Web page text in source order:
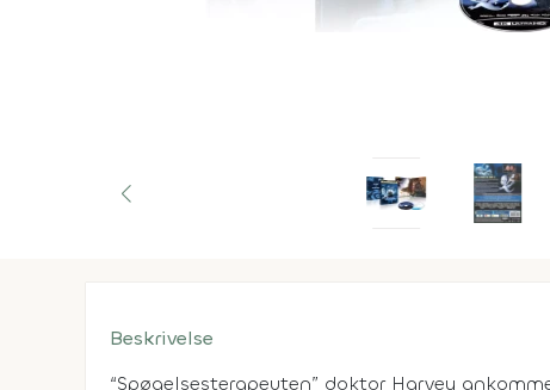
Beskrivelse
“Spøgelsesterapeuten” doktor Harvey